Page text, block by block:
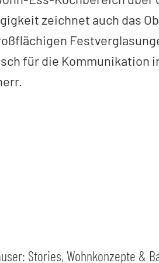
zeichnet auch das
für die Kommunikation
Stories, Wohnkonzepte &